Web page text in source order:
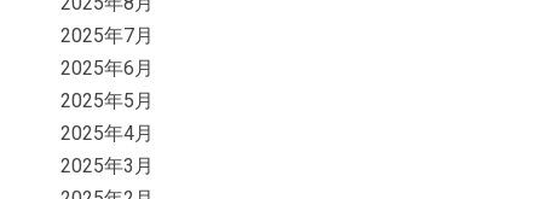
2025年7月
2025年6月
2025年5月
2025年4月
2025年3月